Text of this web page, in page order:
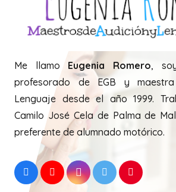
Me llamo Eugenia Romero,
profesorado de EGB y
Lenguaje desde el año 1999.
Camilo José Cela de Palma de
preferente de alumnado motórico.